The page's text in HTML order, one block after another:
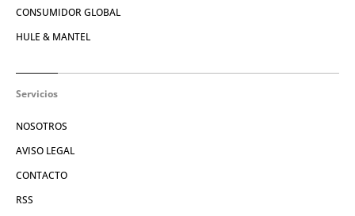
CONSUMIDOR GLOBAL
HULE & MANTEL
Servicios
NOSOTROS
AVISO LEGAL
CONTACTO
RSS